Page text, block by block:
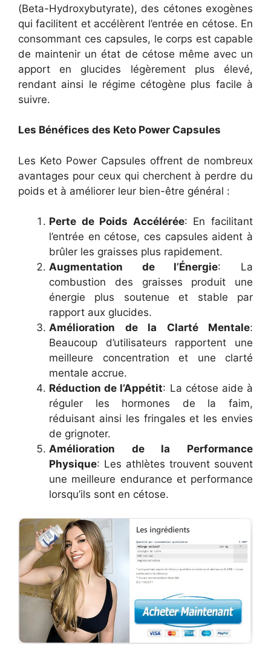
(Beta-Hydroxybutyrate), des cétones exogènes
qui facilitent et accélèrent l’entrée en cétose. En
consommant ces capsules, le corps est capable
de maintenir un état de cétose même avec un
apport en glucides légèrement plus élevé,
rendant ainsi le régime cétogène plus facile à
suivre.
Les Bénéfices des Keto Power Capsules
Les Keto Power Capsules offrent de nombreux
avantages pour ceux qui cherchent à perdre du
poids et à améliorer leur bien-être général :
Perte de Poids Accélérée: En facilitant
l’entrée en cétose, ces capsules aident à
brûler les graisses plus rapidement.
Augmentation de l’Énergie: La
combustion des graisses produit une
énergie plus soutenue et stable par
rapport aux glucides.
Amélioration de la Clarté Mentale:
Beaucoup d’utilisateurs rapportent une
meilleure concentration et une clarté
mentale accrue.
Réduction de l’Appétit: La cétose aide à
réguler les hormones de la faim,
réduisant ainsi les fringales et les envies
de grignoter.
Amélioration de la Performance
Physique: Les athlètes trouvent souvent
une meilleure endurance et performance
lorsqu’ils sont en cétose.